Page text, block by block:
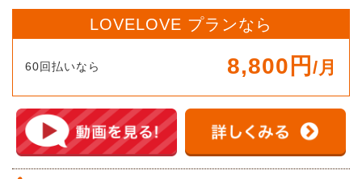
LOVELOVE プランなら
60回払いなら 8,800円 /月